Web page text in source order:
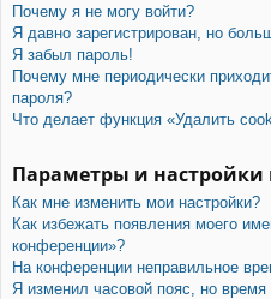
Почему я не могу войти?
Я давно зарегистрирован, но
Я забыл пароль!
Почему мне периодически
пароля?
Что делает функция «Удалить
Параметры и настройки
Как мне изменить мои настройки?
Как избежать появления моего
конференции»?
На конференции неправильное
Я изменил часовой пояс, но время